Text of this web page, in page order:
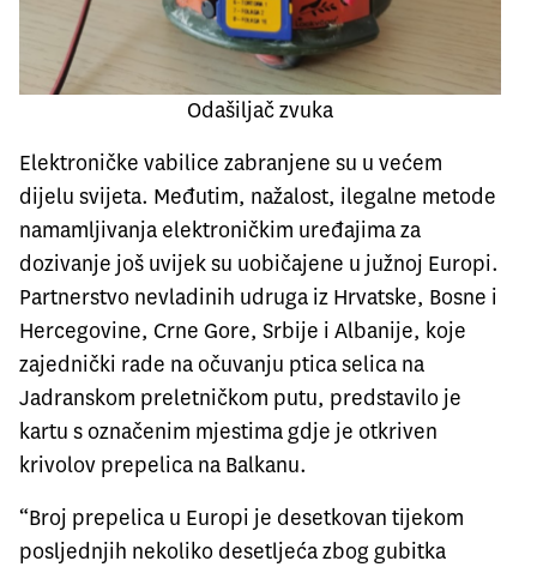
Odašiljač zvuka
Elektroničke vabilice zabranjene su u većem
dijelu svijeta. Međutim, nažalost, ilegalne metode
namamljivanja elektroničkim uređajima za
dozivanje još uvijek su uobičajene u južnoj Europi.
Partnerstvo nevladinih udruga iz Hrvatske, Bosne i
Hercegovine, Crne Gore, Srbije i Albanije, koje
zajednički rade na očuvanju ptica selica na
Jadranskom preletničkom putu, predstavilo je
kartu s označenim mjestima gdje je otkriven
krivolov prepelica na Balkanu.
“Broj prepelica u Europi je desetkovan tijekom
posljednjih nekoliko desetljeća zbog gubitka